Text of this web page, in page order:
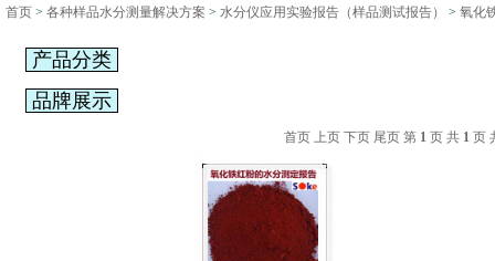
首页> 各种样品水分测量解决方案 > 水分仪应用实验报告（样品测试报告） > 氧化
产品分类
品牌展示
首页 上页 下页 尾页 第 1 页 共 1 页